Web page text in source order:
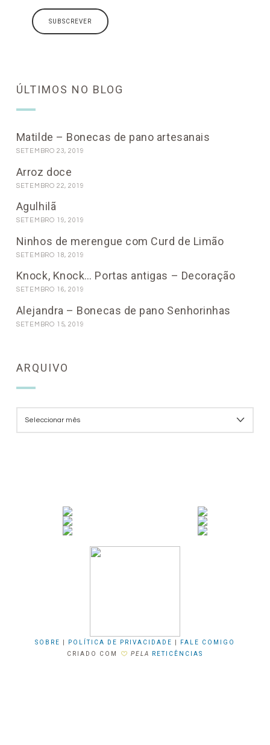
ÚLTIMOS NO BLOG
Matilde – Bonecas de pano artesanais
SETEMBRO 23, 2019
Arroz doce
SETEMBRO 22, 2019
Agulhilã
SETEMBRO 19, 2019
Ninhos de merengue com Curd de Limão
SETEMBRO 18, 2019
Knock, Knock… Portas antigas – Decoração
SETEMBRO 16, 2019
Alejandra – Bonecas de pano Senhorinhas
SETEMBRO 15, 2019
ARQUIVO
SOBRE POLÍTICA DE PRIVACIDADE
FALE COMIGO
CRIADO COM
PELA RETICÊNCIAS